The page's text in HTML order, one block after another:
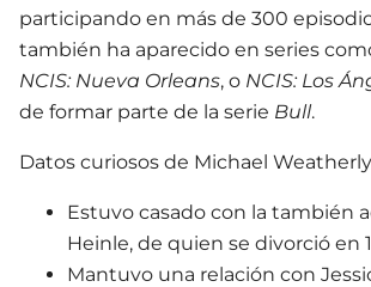
participando en más de 300
también ha aparecido en series
NCIS: Nueva Orleans, o NCIS: Los
de formar parte de la serie Bull.
Datos curiosos de Michael
Estuvo casado con la también
Heinle, de quien se divorció en
Mantuvo una relación con